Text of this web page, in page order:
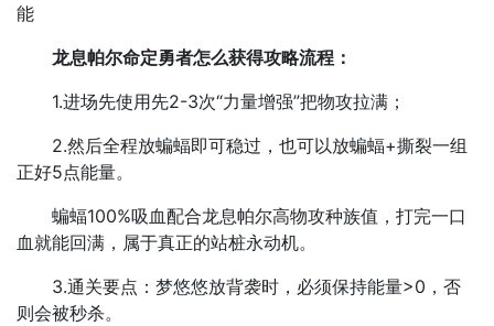
能
龙息帕尔命定勇者怎么获得攻略流程：
1.进场先使用先2-3次“力量增强”把物攻拉满；
2.然后全程放蝙蝠即可稳过，也可以放蝙蝠+撕裂一组
正好5点能量。
蝙蝠100%吸血配合龙息帕尔高物攻种族值，打完一口
血就能回满，属于真正的站桩永动机。
3.通关要点：梦悠悠放背袭时，必须保持能量>0，否
则会被秒杀。